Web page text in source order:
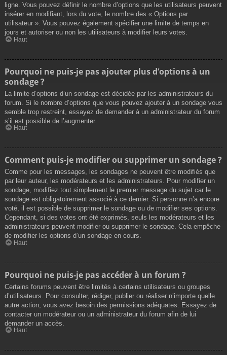
ligne. Vous pouvez définir le nombre d’options que les utilisateurs peuvent
insérer en modifiant, lors du vote, le nombre des « Options par
utilisateur ». Vous pouvez également spécifier une limite de temps en
jours et autoriser ou non les utilisateurs à modifier leurs votes.
Haut
Pourquoi ne puis-je pas ajouter plus d’options à un
sondage ?
La limite d’options d’un sondage est décidée par les administrateurs du
forum. Si le nombre d’options que vous pouvez ajouter à un sondage vous
semble trop restreint, essayez de demander à un administrateur du forum
s’il est possible de l’augmenter.
Haut
Comment puis-je modifier ou supprimer un sondage ?
Comme pour les messages, les sondages ne peuvent être modifiés que
par leur auteur, les modérateurs et les administrateurs. Pour modifier un
sondage, modifiez tout simplement le premier message du sujet car le
sondage est obligatoirement associé à ce dernier. Si personne n’a encore
voté, il est possible de supprimer le sondage ou de modifier ses options.
Cependant, si des votes ont été exprimés, seuls les modérateurs et les
administrateurs peuvent modifier ou supprimer le sondage. Cela empêche
de modifier les options d’un sondage en cours.
Haut
Pourquoi ne puis-je pas accéder à un forum ?
Certains forums peuvent être limités à certains utilisateurs ou groupes
d’utilisateurs. Pour consulter, rédiger, publier ou réaliser n’importe quelle
autre action, vous avez besoin des permissions adéquates. Essayez de
contacter un modérateur ou un administrateur du forum afin de lui
demander un accès.
Haut